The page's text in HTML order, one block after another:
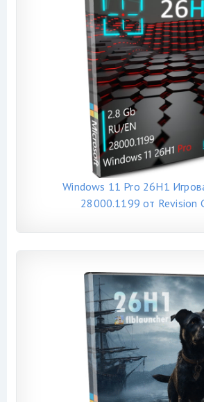
Windows 11 Pro 26H1
28000.1199 от Revision